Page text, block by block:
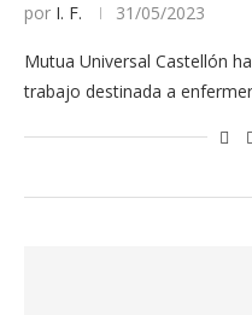
por I. F. 31/05/2023
Mutua Universal Castellón
trabajo destinada a